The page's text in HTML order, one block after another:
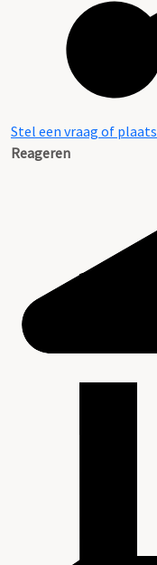
Stel een vraag of
Reageren